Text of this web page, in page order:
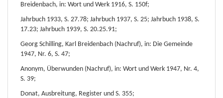
Breidenbach, in: Wort und Werk 1916, S. 150f;
Jahrbuch 1933, S. 27.78; Jahrbuch 1937, S. 25; Jahrbuch 1938, S.
17.23; Jahrbuch 1939, S. 20.25.91;
Georg Schilling, Karl Breidenbach (Nachruf), in: Die Gemeinde
1947, Nr. 6, S. 47;
Anonym, Überwunden (Nachruf), in: Wort und Werk 1947, Nr. 4,
S. 39;
Donat, Ausbreitung, Register und S. 355;